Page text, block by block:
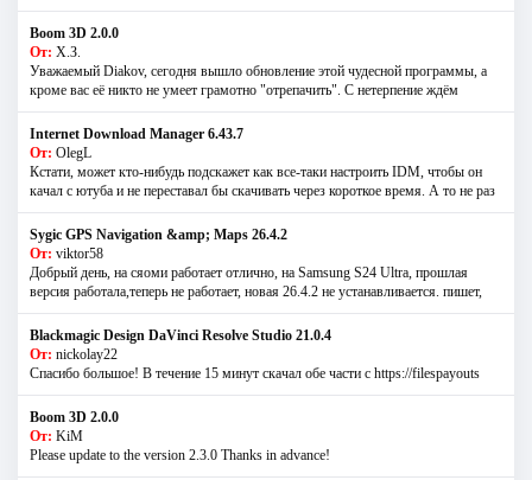
Boom 3D 2.0.0
От: Х.З.
Уважаемый Diakov, сегодня вышло обновление этой чудесной программы, а
кроме вас её никто не умеет грамотно "отрепачить". С нетерпение ждём
Internet Download Manager 6.43.7
От: OlegL
Кстати, может кто-нибудь подскажет как все-таки настроить IDM, чтобы он
качал с ютуба и не переставал бы скачивать через короткое время. А то не раз
Sygic GPS Navigation &amp; Maps 26.4.2
От: viktor58
Добрый день, на сяоми работает отлично, на Samsung S24 Ultra, прошлая
версия работала,теперь не работает, новая 26.4.2 не устанавливается. пишет,
Blackmagic Design DaVinci Resolve Studio 21.0.4
От: nickolay22
Спасибо большое! В течение 15 минут скачал обе части с https://filespayouts
Boom 3D 2.0.0
От: KiM
Please update to the version 2.3.0 Thanks in advance!